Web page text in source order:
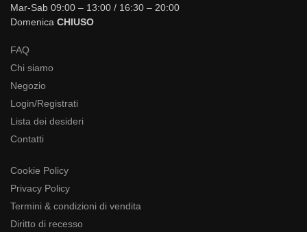
Mar-Sab 09:00 – 13:00 / 16:30 – 20:00
Domenica CHIUSO
FAQ
Chi siamo
Negozio
Login/Registrati
Lista dei desideri
Contatti
Cookie Policy
Privacy Policy
Termini & condizioni di vendita
Diritto di recesso